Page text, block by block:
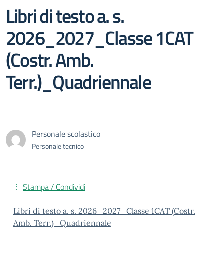
Libri di testo a. s.
2026_2027_Classe 1CAT
(Costr. Amb.
Terr.)_Quadriennale
Personale scolastico
Personale tecnico
Stampa / Condividi
Libri di testo a. s. 2026_2027_Classe 1CAT (Costr.
Amb. Terr.)_Quadriennale